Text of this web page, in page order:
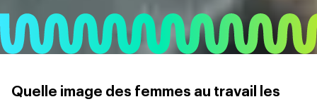
Quelle image des femmes au travail les